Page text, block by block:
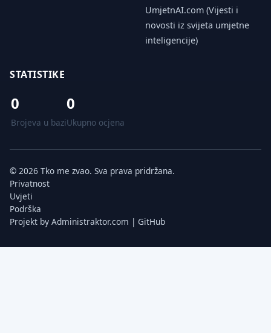
UmjetnAI.com (Vijesti i
novosti iz svijeta umjetne
inteligencije)
STATISTIKE
0
Brojeva u bazi
0
Ukupno ocjena
© 2026 Tko me zvao. Sva prava pridržana.
Privatnost
Uvjeti
Podrška
Projekt by Administraktor.com | GitHub